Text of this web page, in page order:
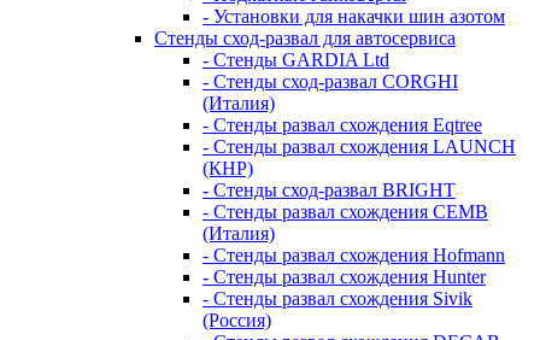
- Установки для накачки шин азотом
Стенды сход-развал для автосервиса
- Стенды GARDIA Ltd
- Стенды сход-развал CORGHI
(Италия)
- Стенды развал схождения Eqtree
- Стенды развал схождения LAUNCH
(КНР)
- Стенды сход-развал BRIGHT
- Стенды развал схождения CEMB
(Италия)
- Стенды развал схождения Hofmann
- Стенды развал схождения Hunter
- Стенды развал схождения Sivik
(Россия)